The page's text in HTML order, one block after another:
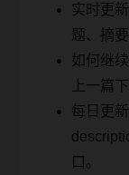
实时更
题、摘
如何继
上一篇
每日更
口。